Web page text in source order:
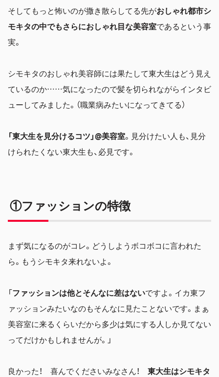
そしてもっと怖いのが撒き散らしてる先がおしゃれ都市シ
モキタの中でもさらにおしゃれ目な美容室であるという事
実。
シモキタのおしゃれ美容師には果たして東大生はどう見え
ているのか……気になったので髪を切られながらインタビ
ューしてみました。（職業病みたいになってきてる）
「東大生を見分けるコツ」@美容室。見分けたい人も、見分
けられたくない東大生も、必見です。
①ファッションの特徴
まず気になるのがコレ。どうしようボコボコに言われた
ら。もうシモキタ来れないよ。
「ファッションは他とそんなに差はないですよ。イカ東フ
ァッションみたいなのもそんなに見たことないです。まぁ
美容室に来るくらいだから多少は気にする人しか見てない
ってだけかもしれませんが。」
良かった！ 喜んでくださいみなさん！ 東大生はシモキタ